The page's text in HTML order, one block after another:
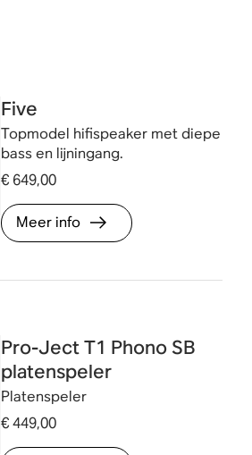
Five
Topmodel hifispeaker met diepe
bass en lijningang.
€ 649,00
Meer info
Pro-Ject T1 Phono SB
platenspeler
Platenspeler
€ 449,00